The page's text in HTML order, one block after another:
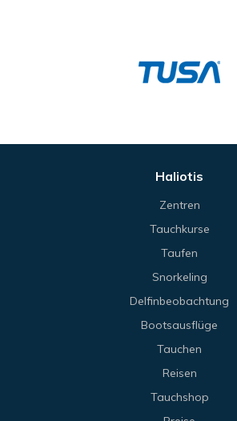
Haliotis
Zentren
Tauchkurse
Taufen
Snorkeling
Delfinbeobachtung
Bootsausflüge
Tauchen
Reisen
Tauchshop